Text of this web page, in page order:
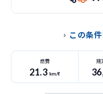
この条
燃費
21.3 km/ℓ
規
36